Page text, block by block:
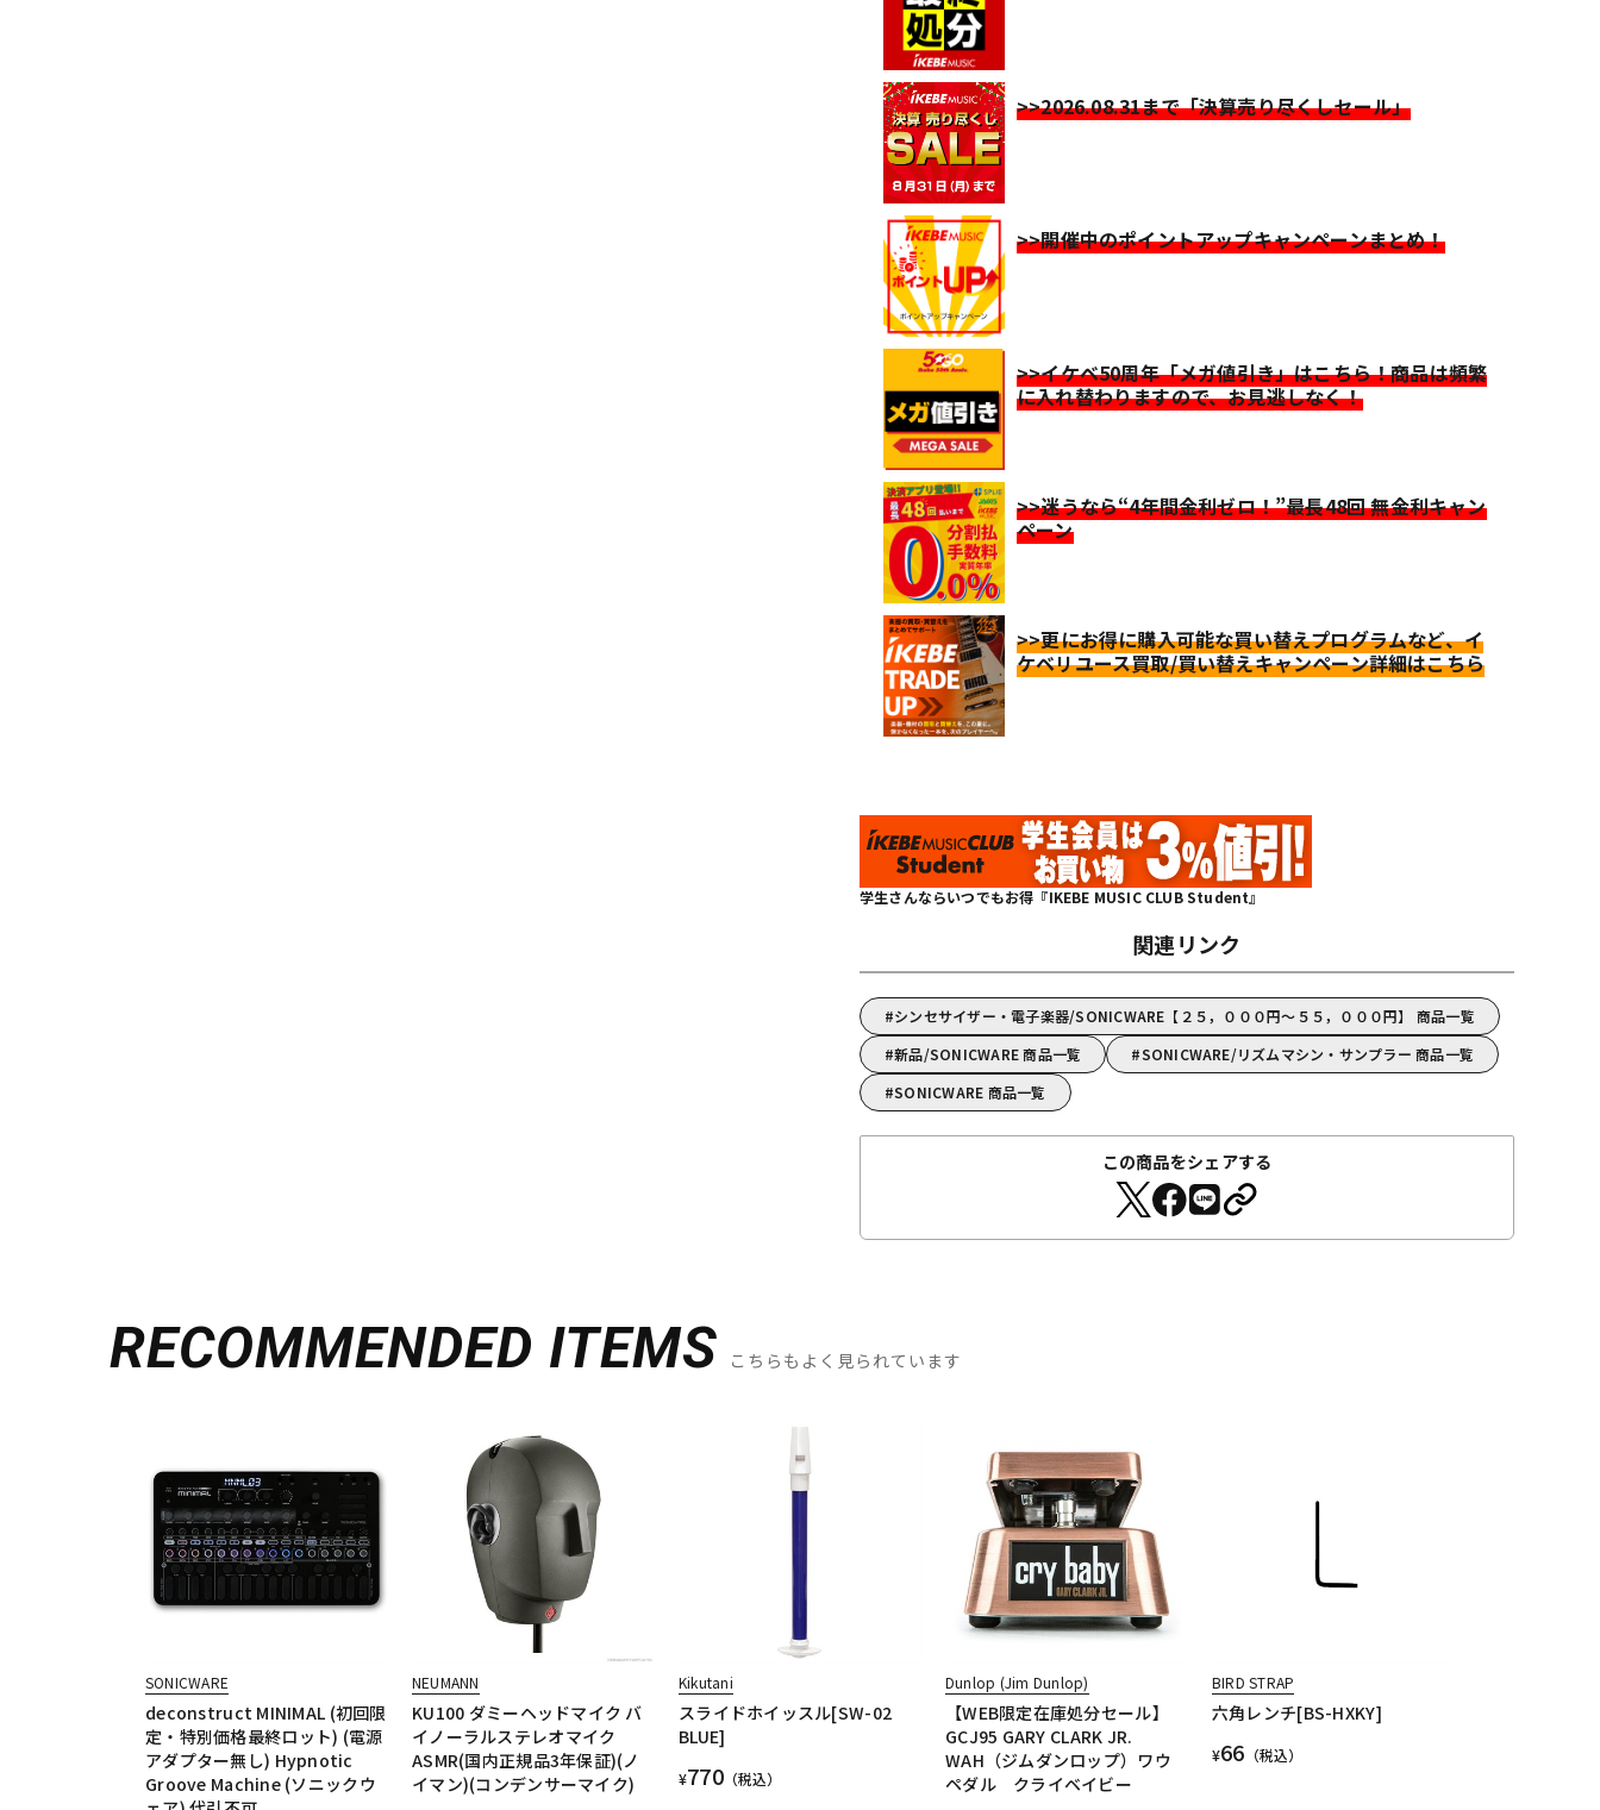
>>2026.08.31まで「決算売り尽くしセール」
>>開催中のポイントアップキャンペーンまとめ！
>>イケベ50周年「メガ値引き」はこちら！商品は頻繁
に入れ替わりますので、お見逃しなく！
>>迷うなら“4年間金利ゼロ！”最長48回 無金利キャン
ペーン
>>更にお得に購入可能な買い替えプログラムなど、イ
ケベリユース買取/買い替えキャンペーン詳細はこちら
学生さんならいつでもお得『IKEBE MUSIC CLUB Student』
関連リンク
シンセサイザー・電子楽器/SONICWARE【２５，０００円～５５，０００円】 商品一覧
新品/SONICWARE 商品一覧
SONICWARE/リズムマシン・サンプラー 商品一覧
SONICWARE 商品一覧
この商品をシェアする
RECOMMENDED ITEMS こちらもよく見られています
SONICWARE
deconstruct MINIMAL (初回限
定・特別価格最終ロット) (電源
アダプター無し) Hypnotic
Groove Machine (ソニックウ
NEUMANN
KU100 ダミーヘッドマイク バ
イノーラルステレオマイク
ASMR(国内正規品3年保証)(ノ
イマン)(コンデンサーマイク)
Kikutani
スライドホイッスル[SW-02
BLUE]
¥770（税込）
Dunlop (Jim Dunlop)
【WEB限定在庫処分セール】
GCJ95 GARY CLARK JR.
WAH（ジムダンロップ）ワウ
ペダル クライベイビー
BIRD STRAP
六角レンチ[BS-HXKY]
¥66 （税込）